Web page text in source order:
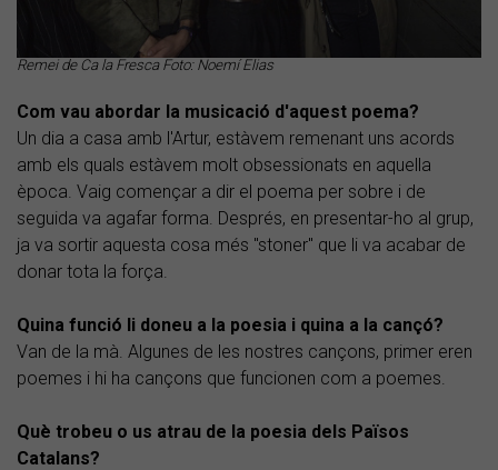
Remei de Ca la Fresca Foto: Noemí Elias
Com vau abordar la musicació d'aquest poema?
Un dia a casa amb l'Artur, estàvem remenant uns acords
amb els quals estàvem molt obsessionats en aquella
època. Vaig començar a dir el poema per sobre i de
seguida va agafar forma. Després, en presentar-ho al grup,
ja va sortir aquesta cosa més "stoner" que li va acabar de
donar tota la força.
Quina funció li doneu a la poesia i quina a la cançó?
Van de la mà. Algunes de les nostres cançons, primer eren
poemes i hi ha cançons que funcionen com a poemes.
Què trobeu o us atrau de la poesia dels Països
Catalans?